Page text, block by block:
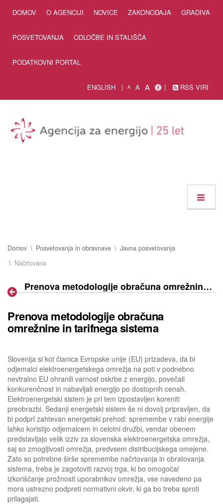
DOMOV O AGENCIJI NOVICE ZAKONODAJA GRADIVA
POSVETOVANJA ODLOČBE IN STALIŠČA
PODATKOVNI PORTAL
ENGLISH A A A RSS VIRI
Domov Posvetovanja in obravnave
Javna posvetovanja
Načrtovana
Prenova metodologije obračuna omrežnine in tarifnega sistema
Prenova metodologije obračuna
omrežnine in tarifnega sistema
Slovenija si kot članica Evropske unije (EU) prizadeva, da bi
odjemalci elektroenergetskega omrežja na poti v podnebno
nevtralno EU ohranili varnost oskrbe z energijo, povečali
konkurenčnost in nabavljali energijo po dostopnih cenah.
Elektroenergetski sistem je pri tem izpostavljen koreniti
preobrazbi. Sedanji energetski sistem še ni dovolj pripravljen, da
bi podprl zahtevan energetski prehod: spremembe v rabi energije
lahko koristijo odjemalcem in celotni družbi, vendar obenem
predstavljajo velik izziv za slovenska elektroenergetska omrežja,
saj so zmogljivosti omrežja, predvsem distribucijskega omejene.
Zato so potrebne širše spremembe načrtovanja in obratovanja
sistema, treba je zagotoviti razvoj trga, ki bo omogočal
izkoriščanje prožnosti uporabnikov omrežja, vse navedeno pa
mora ustrezno podpreti normativni okvir, ki ga bo treba sproti
prilagajati.